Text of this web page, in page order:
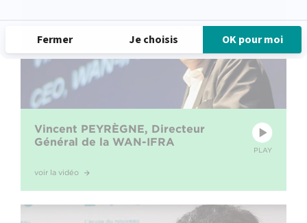
PLAY
Vincent PEYRÈGNE, Directeur
Général de la WAN-IFRA
voir la vidéo